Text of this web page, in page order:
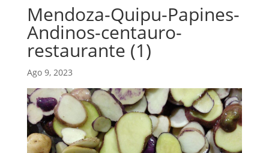
Mendoza-Quipu-Papines-
Andinos-centauro-
restaurante (1)
Ago 9, 2023